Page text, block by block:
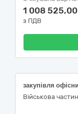
1 008
з ПДВ
закупівля
Військова